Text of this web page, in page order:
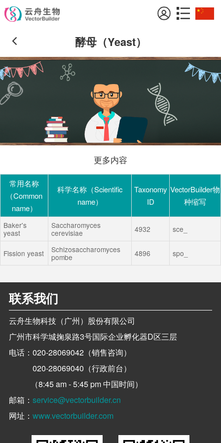
酵母（Yeast）
更多内容
常用名称
（Common
name）
科学名称（Scientific
name）
Taxonomy
ID
VectorBuilder物
种缩写
Baker's
yeast
Saccharomyces
cerevisiae
4932 sce_
Fission yeast
Schizosaccharomyces
pombe
4896 spo_
联系我们
云舟生物科技（广州）股份有限公司
广州市科学城掬泉路3号国际企业孵化器D区三层
电话：020-28069042（销售咨询）
020-28069040（行政前台）
（8:45 am - 5:45 pm 中国时间）
邮箱：service@vectorbuilder.cn
网址：www.vectorbuilder.com